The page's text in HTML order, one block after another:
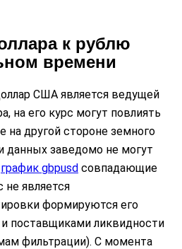
к рублю
времени
США является ведущей
на его курс могут повлиять
другой стороне земного
данных заведомо не могут
график gbpusd совпадающие
не является
формируются его
поставщиками ликвидности
фильтрации). С момента